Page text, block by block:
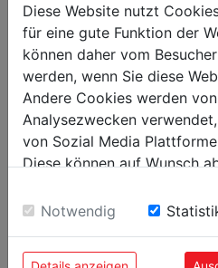
packaging width in mm
packaging length in mm
general data
EAN code
POPULAR
Diese Website nutzt
für eine gute Funktion der
können daher vom
werden, wenn Sie diese
Andere Cookies werden
Analysezwecken
von Sozial Media
Diese können auf Wunsch
Einwilligung zu unseren
Notwendig